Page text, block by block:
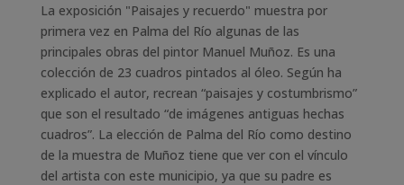
La exposición "Paisajes y recuerdo" muestra por
primera vez en Palma del Río algunas de las
principales obras del pintor Manuel Muñoz. Es una
colección de 23 cuadros pintados al óleo. Según ha
explicado el autor, recrean “paisajes y costumbrismo”
que son el resultado “de imágenes antiguas hechas
cuadros”. La elección de Palma del Río como destino
de la muestra de Muñoz tiene que ver con el vínculo
del artista con este municipio, ya que su padre es